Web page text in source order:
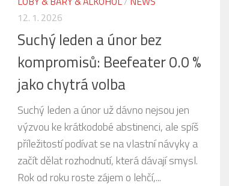
12. 1. 2026
Suchý leden a únor bez
kompromisů: Beefeater 0.0 %
jako chytrá volba
Suchý leden a únor už dávno nejsou jen
výzvou ke krátkodobé abstinenci, ale spíš
příležitostí podívat se na vlastní návyky a
začít dělat rozhodnutí, která dávají smysl.
Rok od roku roste zájem o lehčí,...